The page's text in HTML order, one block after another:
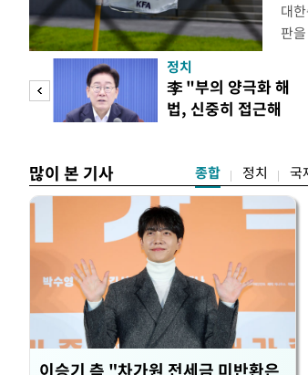
대
판
구
년
축
수
정치
李 "부의 양극화 해
법, 신중히 접근해
많이 본 기사 종합 정치 국
이승기 측 "차가원 전세금 미반환은